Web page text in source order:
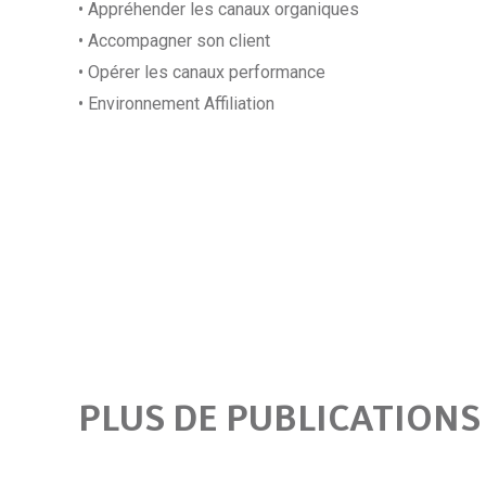
• Appréhender les canaux organiques
• Accompagner son client
• Opérer les canaux performance
• Environnement Affiliation